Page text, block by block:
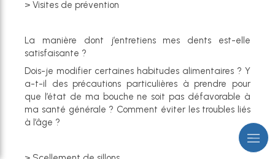
> Visites de prévention
La manière dont j’entretiens mes dents est-elle
satisfaisante ?
Dois-je modifier certaines habitudes alimentaires ? Y
a-t-il des précautions particulières à prendre pour
que l’état de ma bouche ne soit pas défavorable à
ma santé générale ? Comment éviter les troubles liés
à l’âge ?